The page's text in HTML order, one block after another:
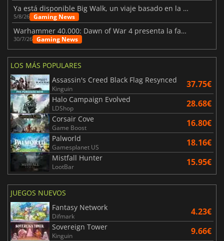
Ya está disponible Big Walk, un viaje basado en la amistad
5/8/26 Gaming News
Warhammer 40.000: Dawn of War 4 presenta la facción de los Necrones
30/7/26 Gaming News
LOS MÁS POPULARES
Assassin's Creed Black Flag Resynced
Kinguin 37.75€
Halo Campaign Evolved
LDShop 28.68€
Corsair Cove
Game Boost 16.80€
Palworld
Gamesplanet US 18.16€
Mistfall Hunter
LootBar 15.95€
JUEGOS NUEVOS
Fantasy Network
Difmark 4.23€
Sovereign Tower
Kinguin 9.66€